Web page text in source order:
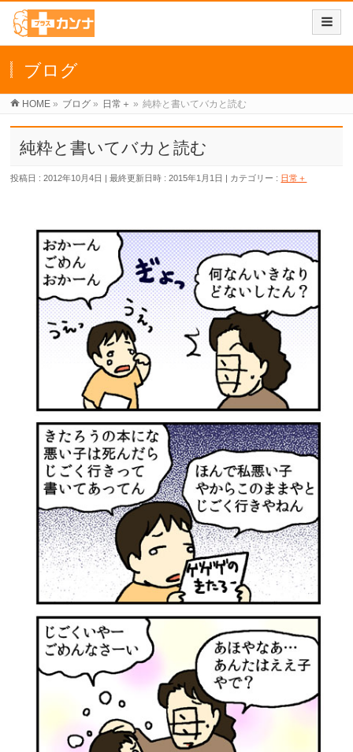
ブログ
HOME » ブログ » 日常＋ » 純粋と書いてバカと読む
純粋と書いてバカと読む
投稿日 : 2012年10月4日 最終更新日時 : 2015年1月1日 カテゴリー : 日常＋